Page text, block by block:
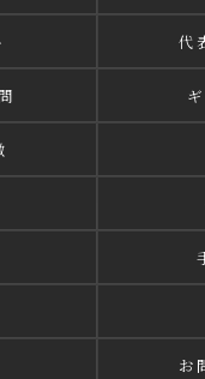
代
お